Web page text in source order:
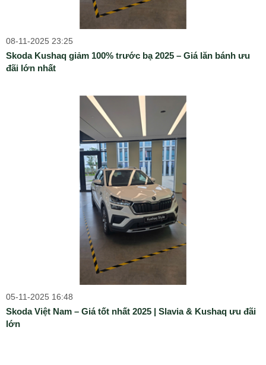
08-11-2025 23:25
Skoda Kushaq giảm 100% trước bạ 2025 – Giá lăn bánh ưu
đãi lớn nhất
05-11-2025 16:48
Skoda Việt Nam – Giá tốt nhất 2025 | Slavia & Kushaq ưu đãi
lớn